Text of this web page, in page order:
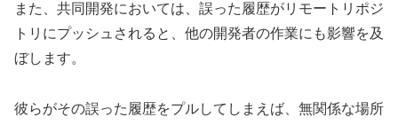
また、共同開発においては、誤った履歴がリモートリポジ
トリにプッシュされると、他の開発者の作業にも影響を及
ぼします。
彼らがその誤った履歴をプルしてしまえば、無関係な場所